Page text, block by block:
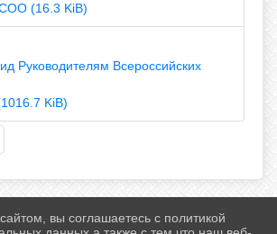
(16.3 KiB)
Руководителям Всероссийских
KiB)
вы соглашаетесь с политикой